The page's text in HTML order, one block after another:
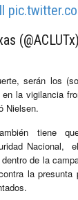
(@ACLUTx)
serán los
la vigilancia
Nielsen.
tiene
Nacional,
de la
la